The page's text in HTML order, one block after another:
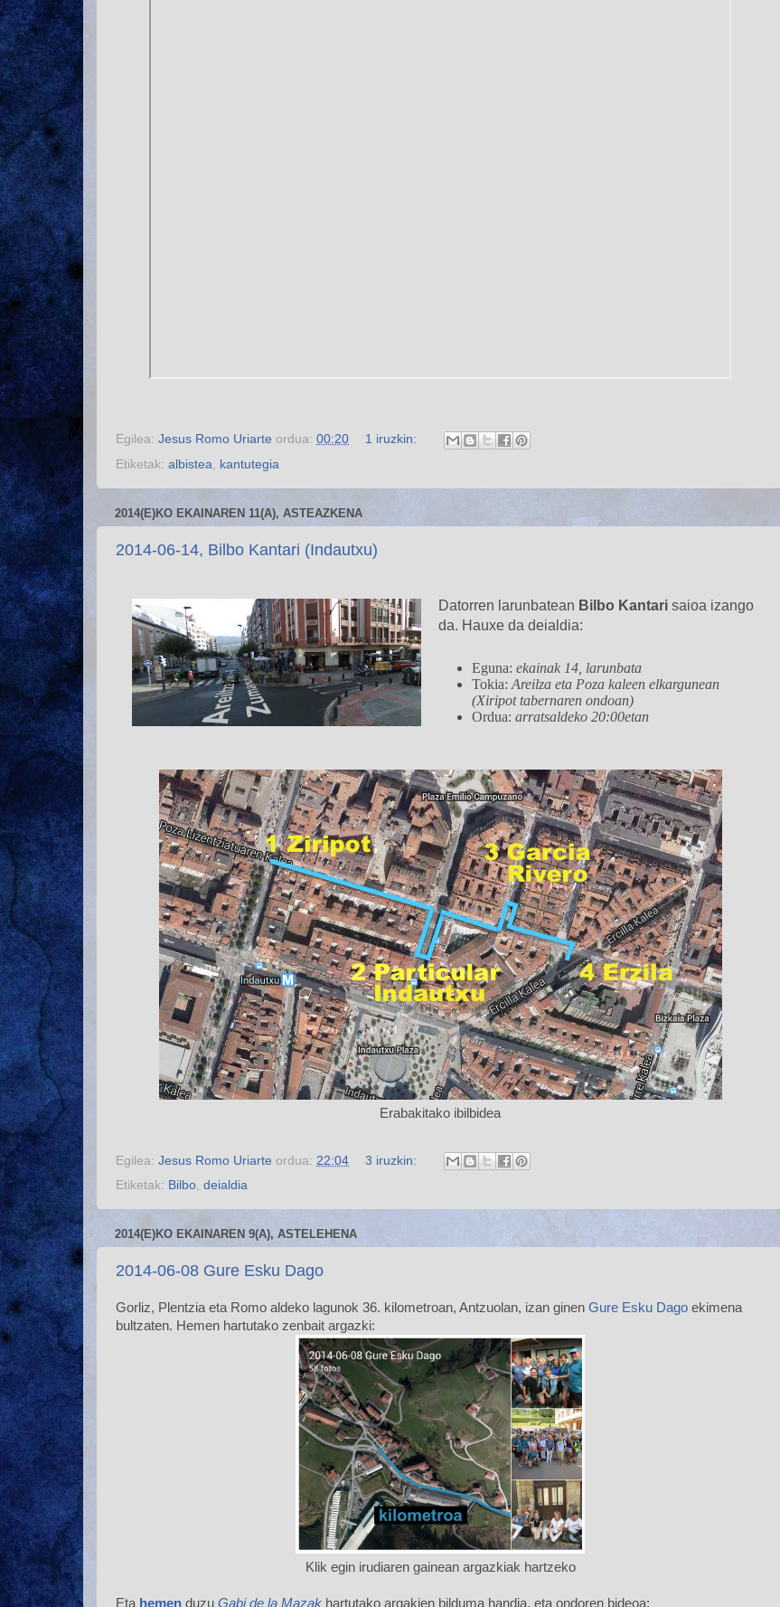
Egilea: Jesus Romo Uriarte ordua: 00:20
1 iruzkin:
Etiketak: albistea, kantutegia
2014(E)KO EKAINAREN 11(A), ASTEAZKENA
2014-06-14, Bilbo Kantari (Indautxu)
Datorren larunbatean Bilbo Kantari saioa izango
da. Hauxe da deialdia:
Eguna:ekainak 14, larunbata
Tokia:Areilza eta Poza kaleen elkargunean
(Xiripot tabernaren ondoan)
Ordua:arratsaldeko 20:00etan
Erabakitako ibilbidea
Egilea: Jesus Romo Uriarte ordua: 22:04
3 iruzkin:
Etiketak: Bilbo, deialdia
2014(E)KO EKAINAREN 9(A), ASTELEHENA
2014-06-08 Gure Esku Dago
Gorliz, Plentzia eta Romo aldeko lagunok 36. kilometroan, Antzuolan, izan ginen Gure Esku Dago ekimena
bultzaten. Hemen hartutako zenbait argazki:
Klik egin irudiaren gainean argazkiak hartzeko
Eta hemen duzu Gabi de la Mazak hartutako argakien bilduma handia, eta ondoren bideoa: